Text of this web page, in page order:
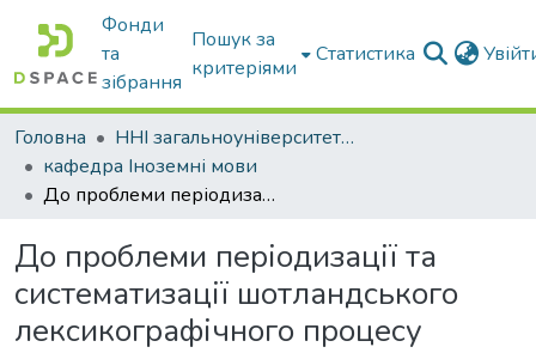
Фонди
та
зібрання
Пошук за
критеріями
Статистика
Головна
ННІ загальноуніверситетської підготовки
кафедра Іноземні мови
До проблеми періодизації та систематизації шотландського лексикографічного процесу
До проблеми періодизації та
систематизації шотландського
лексикографічного процесу